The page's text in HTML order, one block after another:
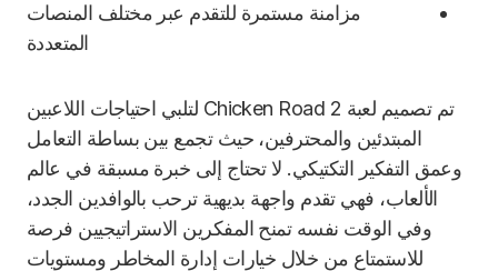
مزامنة مستمرة للتقدم عبر مختلف المنصات
المتعددة
تم تصميم لعبة Chicken Road 2 لتلبي احتياجات اللاعبين
المبتدئين والمحترفين، حيث تجمع بين بساطة التعامل
وعمق التفكير التكتيكي. لا تحتاج إلى خبرة مسبقة في عالم
الألعاب، فهي تقدم واجهة بديهية ترحب بالوافدين الجدد،
وفي الوقت نفسه تمنح المفكرين الاستراتيجيين فرصة
للاستمتاع من خلال خيارات إدارة المخاطر ومستويات